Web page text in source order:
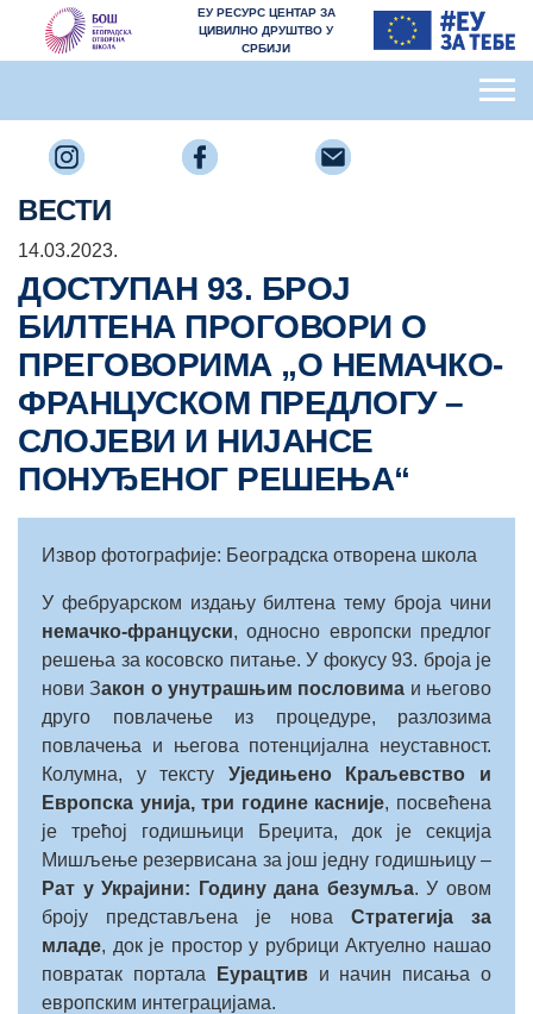
ЕУ РЕСУРС ЦЕНТАР ЗА
ЦИВИЛНО ДРУШТВО У
СРБИЈИ
ВЕСТИ
14.03.2023.
ДОСТУПАН 93. БРОЈ
БИЛТЕНА ПРОГОВОРИ О
ПРЕГОВОРИМА „О НЕМАЧКО-
ФРАНЦУСКОМ ПРЕДЛОГУ –
СЛОЈЕВИ И НИЈАНСЕ
ПОНУЂЕНОГ РЕШЕЊА“
Извор фотографије: Београдска отворена школа
У фебруарском издању билтена тему броја чини
немачко-француски, односно европски предлог
решења за косовско питање. У фокусу 93. броја је
нови Закон о унутрашњим пословима и његово
друго повлачење из процедуре, разлозима
повлачења и његова потенцијална неуставност.
Колумна, у тексту Уједињено Краљевство и
Европска унија, три године касније, посвећена
је трећој годишњици Бреџита, док је секција
Мишљење резервисана за још једну годишњицу –
Рат у Украјини: Годину дана безумља. У овом
броју представљена је нова Стратегија за
младе, док је простор у рубрици Актуелно нашао
повратак портала
Еурацтиви начин писања о
европским интеграцијама.